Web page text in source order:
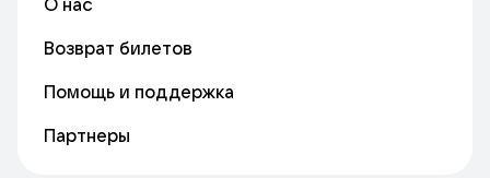
О нас
Возврат билетов
Помощь и поддержка
Партнеры